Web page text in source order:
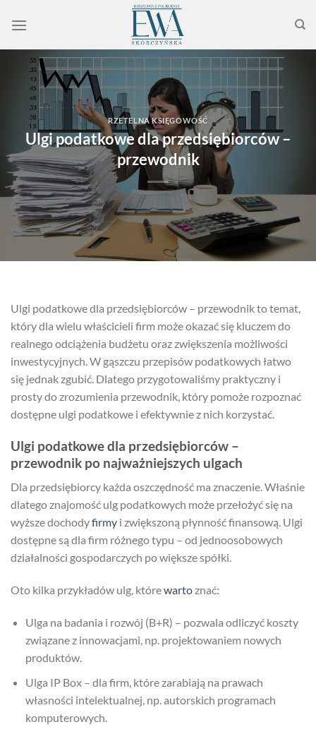
RZETELNA KSIĘGOWOŚĆ
Ulgi podatkowe dla przedsiębiorców –
przewodnik
Ulgi podatkowe dla przedsiębiorców – przewodnik to temat,
który dla wielu właścicieli firm może okazać się kluczem do
realnego odciążenia budżetu oraz zwiększenia możliwości
inwestycyjnych. W gąszczu przepisów podatkowych łatwo
się jednak zgubić. Dlatego przygotowaliśmy praktyczny i
prosty do zrozumienia przewodnik, który pomoże rozpoznać
dostępne ulgi podatkowe i efektywnie z nich korzystać.
Ulgi podatkowe dla przedsiębiorców –
przewodnik po najważniejszych ulgach
Dla przedsiębiorcy każda oszczędność ma znaczenie. Właśnie
dlatego znajomość ulg podatkowych może przełożyć się na
wyższe dochodyfirmy i zwiększoną płynność finansową. Ulgi
dostępne są dla firm różnego typu – od jednoosobowych
działalności gospodarczych po większe spółki.
Oto kilka przykładów ulg, którewartoznać:
Ulga na badania i rozwój (B+R) – pozwala odliczyć koszty
związane z innowacjami, np. projektowaniem nowych
produktów.
Ulga IP Box – dla firm, które zarabiają na prawach
własności intelektualnej, np. autorskich programach
komputerowych.